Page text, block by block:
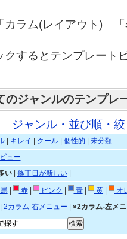
カラム(レイアウト)」
クするとテンプレート
のジャンルのテンプレ
ジャンル・並び順・
| キレイ クール| 個性的
未分類
ュー
い| 修正日が新しい|
| 赤| ピンク 青| 黄|
オ
2カラム-右メニュー
»2カラム-左メ